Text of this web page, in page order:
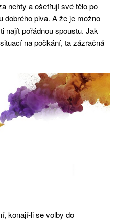
nehty a ošetřují své tělo po
dobrého piva. A že je možno
najít pořádnou spoustu. Jak
na počkání, ta zázračná
konají-li se volby do